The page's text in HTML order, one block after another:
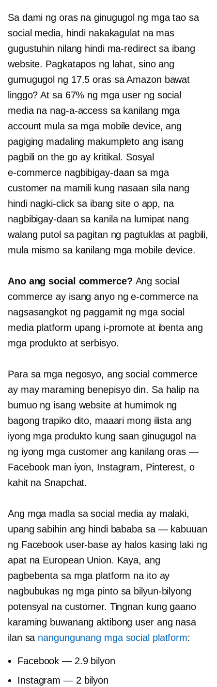
Sa dami ng oras na ginugugol ng mga tao sa
social media, hindi nakakagulat na mas
gugustuhin nilang hindi ma-redirect sa ibang
website. Pagkatapos ng lahat, sino ang
gumugugol ng 17.5 oras sa Amazon bawat
linggo? At sa 67% ng mga user ng social
media na nag-a-access sa kanilang mga
account mula sa mga mobile device, ang
pagiging madaling makumpleto ang isang
pagbili on the go ay kritikal. Sosyal
e-commerce nagbibigay-daan sa mga
customer na mamili kung nasaan sila nang
hindi nagki-click sa ibang site o app, na
nagbibigay-daan sa kanila na lumipat nang
walang putol sa pagitan ng pagtuklas at pagbili,
mula mismo sa kanilang mga mobile device.
Ano ang social commerce? Ang social
commerce ay isang anyo nge-commercena
nagsasangkot ng paggamit ng mga social
media platform upang i-promote at ibenta ang
mga produkto at serbisyo.
Para sa mga negosyo, ang social commerce
ay may maraming benepisyo din. Sa halip na
bumuo ng isang website at humimok ng
bagong trapiko dito, maaari mong ilista ang
iyong mga produkto kung saan ginugugol na
ng iyong mga customer ang kanilang oras —
Facebook man iyon, Instagram, Pinterest, o
kahit na Snapchat.
Ang mga madla sa social media ay malaki,
upang sabihin ang hindi bababa sa — kabuuan
ng Facebook user-baseay halos kasing laki ng
apat na European Union. Kaya, ang
pagbebenta sa mga platform na ito ay
nagbubukas ng mga pinto sa bilyun-bilyong
potensyal na customer. Tingnan kung gaano
karaming buwanang aktibong user ang nasa
ilan sa nangungunang mga social platform:
Facebook — 2.9 bilyon
Instagram — 2 bilyon